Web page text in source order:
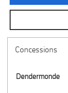
Concessions
Dendermonde